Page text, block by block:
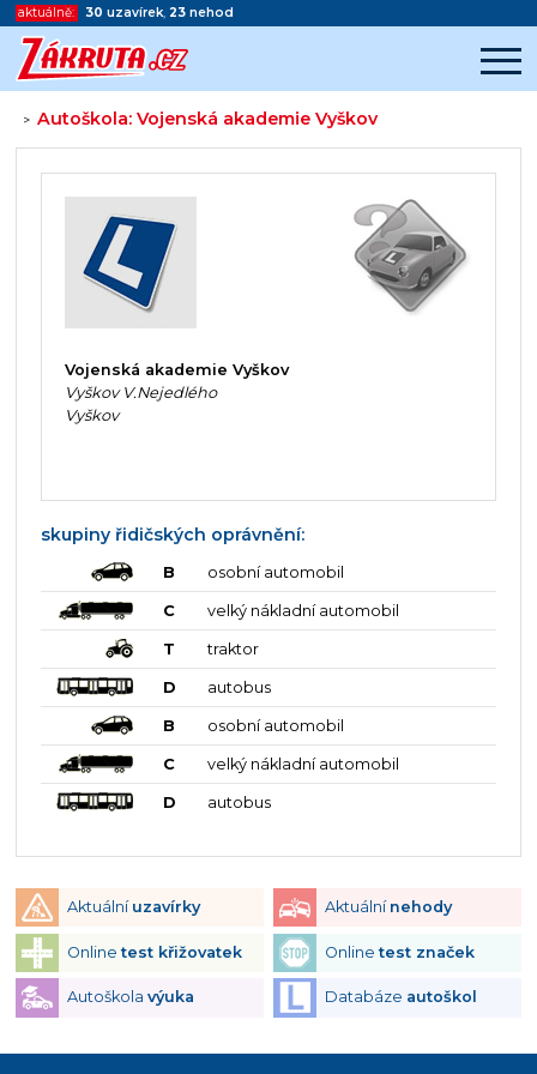
aktuálně: 30 uzavírek, 23 nehod
>Autoškola: Vojenská akademie Vyškov
Začátek reklamy
Konec reklamy
Vojenská akademie Vyškov
Vyškov V.Nejedlého
Vyškov
skupiny řidičských oprávnění:
B osobní automobil
C velký nákladní automobil
T traktor
D autobus
B osobní automobil
C velký nákladní automobil
D autobus
Aktuální uzavírky Aktuální nehody
Onlinetest křižovatek Onlinetest značek
Autoškola výuka Databáze autoškol